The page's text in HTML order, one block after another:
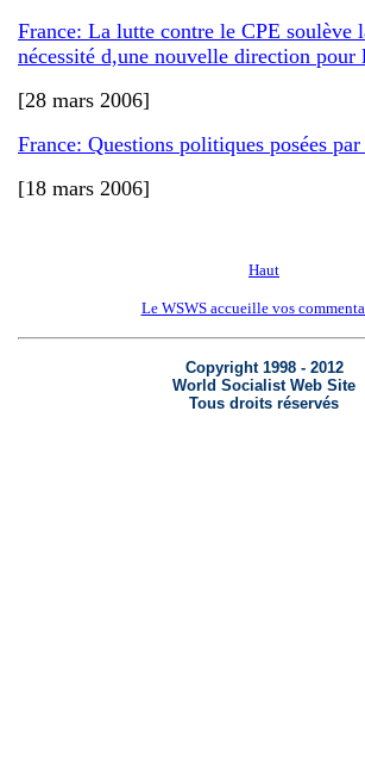
France: La lutte contre le CPE soulève
nécessité d,une nouvelle direction pour
[28 mars 2006]
France: Questions politiques posées
[18 mars 2006]
Haut
Le WSWS accueille vos
Copyright 1998 - 2012
World Socialist Web Site
Tous droits réservés